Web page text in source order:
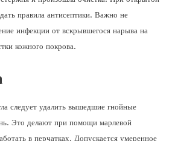
правила антисептики. Важно не
инфекции от вскрывшегося нарыва на
кожного покрова.
следует удалить вышедшие гнойные
Это делают при помощи марлевой
в перчатках. Допускается умеренное